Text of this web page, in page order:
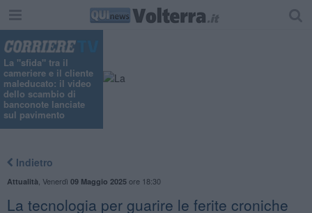
La "sfida" tra il
cameriere e il cliente
maleducato: il video
dello scambio di
banconote lanciate
sul pavimento
Indietro
Attualità Venerdì 09 Maggio 2025ore 18:30
La tecnologia per guarire le ferite croniche